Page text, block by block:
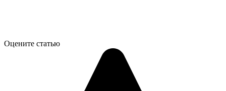
Оцените статью